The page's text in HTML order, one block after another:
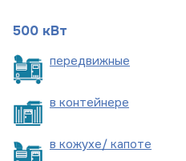
500 кВт
передвижные
в контейнере
в кожухе/ капоте